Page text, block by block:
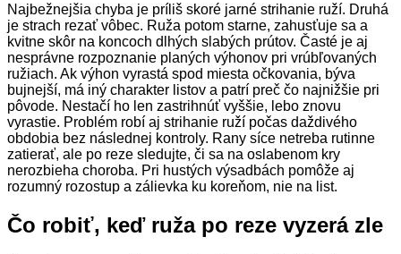
Najbežnejšia chyba je príliš skoré jarné strihanie ruží. Druhá
je strach rezať vôbec. Ruža potom starne, zahusťuje sa a
kvitne skôr na koncoch dlhých slabých prútov. Časté je aj
nesprávne rozpoznanie planých výhonov pri vrúbľovaných
ružiach. Ak výhon vyrastá spod miesta očkovania, býva
bujnejší, má iný charakter listov a patrí preč čo najnižšie pri
pôvode. Nestačí ho len zastrihnúť vyššie, lebo znovu
vyrastie. Problém robí aj strihanie ruží počas daždivého
obdobia bez následnej kontroly. Rany síce netreba rutinne
zatierať, ale po reze sledujte, či sa na oslabenom kry
nerozbieha choroba. Pri hustých výsadbách pomôže aj
rozumný rozostup a zálievka ku koreňom, nie na list.
Čo robiť, keď ruža po reze vyzerá zle